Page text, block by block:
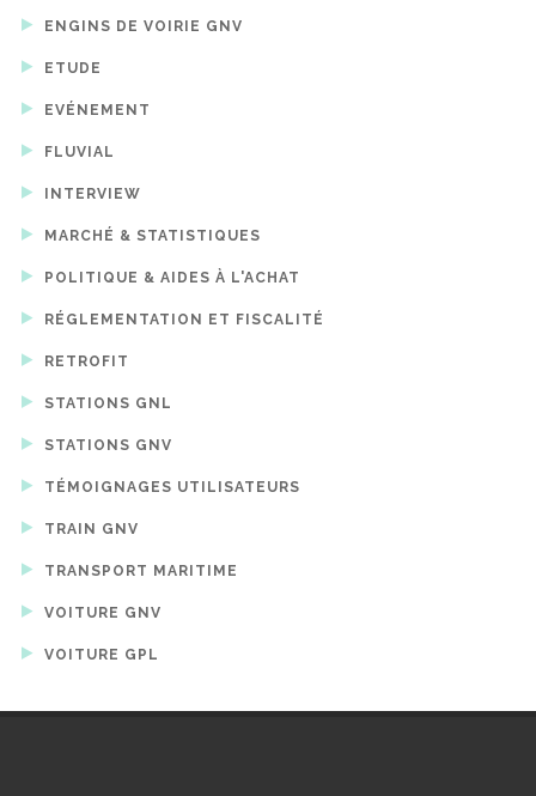
ENGINS DE VOIRIE GNV
ETUDE
EVÉNEMENT
FLUVIAL
INTERVIEW
MARCHÉ & STATISTIQUES
POLITIQUE & AIDES À L'ACHAT
RÉGLEMENTATION ET FISCALITÉ
RETROFIT
STATIONS GNL
STATIONS GNV
TÉMOIGNAGES UTILISATEURS
TRAIN GNV
TRANSPORT MARITIME
VOITURE GNV
VOITURE GPL